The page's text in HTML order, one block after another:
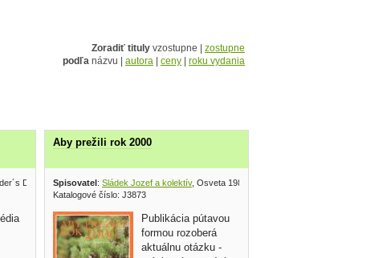
Zoradiť tituly vzostupne | zostupne
podľa názvu | autora | ceny | roku vydania
Digest Výber 1997
Aby prežili rok 2000
Spisovatel : Sládek Jozef a kolektív, Osveta 1989
Katalogové číslo: J3873
Publikácia pútavou
formou rozoberá
aktuálnu otázku -